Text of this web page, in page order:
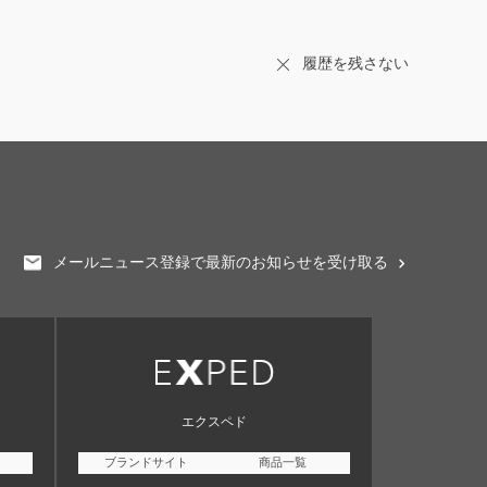
履歴を残さない
メールニュース登録で最新のお知らせを受け取る
エクスペド
ブランドサイト 商品一覧